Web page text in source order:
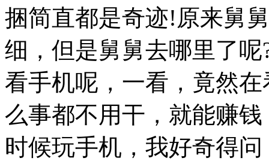
捆简直都是奇迹!原来舅
细，但是舅舅去哪里了
看手机呢，一看，竟然
么事都不用干，就能赚
时候玩手机，我好奇得